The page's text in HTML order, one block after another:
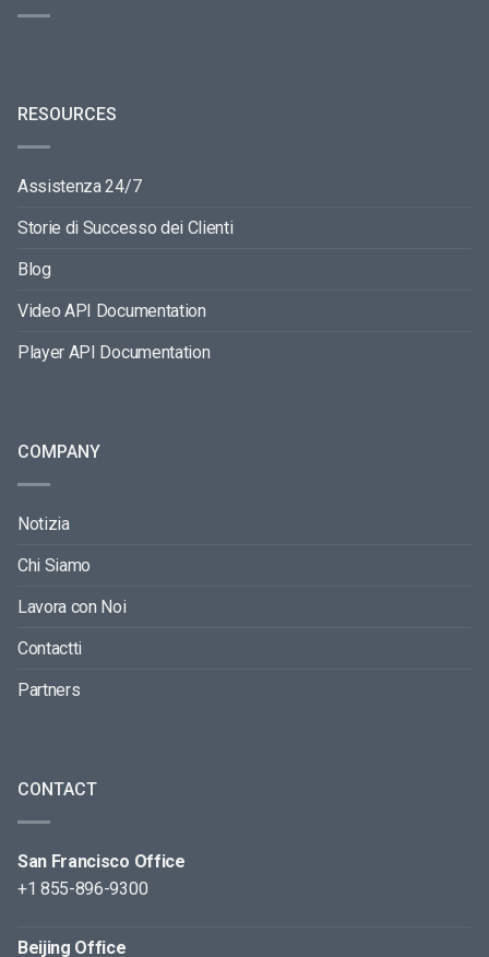
RESOURCES
Assistenza 24/7
Storie di Successo dei Clienti
Blog
Video API Documentation
Player API Documentation
COMPANY
Notizia
Chi Siamo
Lavora con Noi
Contactti
Partners
CONTACT
San Francisco Office
+1 855-896-9300
Beijing Office